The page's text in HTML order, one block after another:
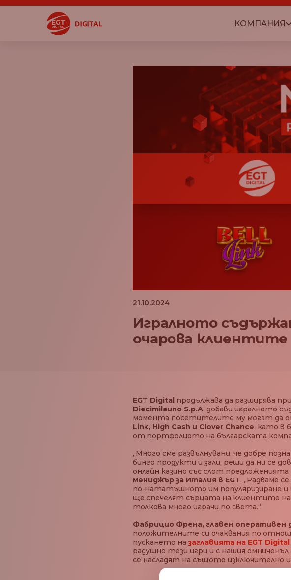
КОМПАНИЯ
21.10.2024
Игралното
очарова клиентите
EGT Digital продължава да разширява
Diecimilauno S.p.A. добави игралното
момента посетителите му могат да
Link, High Cash и Clover Chance, като в
от портфолиото на българската
„Много сме развълнувани, че добре
бинго продукти и зали, реши да ни се
онлайн казино със слот предложенията
мениджър за Италия в EGT. „Радваме
по-нататъшното им популяризиране и
ще спечелят сърцата на клиентите
толкова много играчи по света.“
Фабрицио Френа, главен оперативен
положителните си очаквания по
пускането на заглавията на EGT Digital
радушно тези игри и с нашия
се насладят на същото изключително